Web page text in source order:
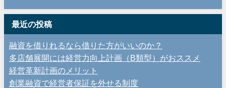
最近の投稿
融資を借りれるなら借りた方がいいのか？
多店舗展開には経営力向上計画（B類型）がおススメ
経営革新計画のメリット
創業融資で経営者保証を外せる制度